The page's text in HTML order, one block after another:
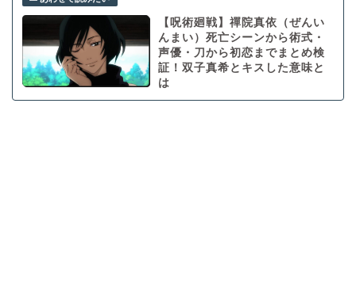
【呪術廻戦】禪院真依（ぜんい
んまい）死亡シーンから術式・
声優・刀から初恋までまとめ検
証！双子真希とキスした意味と
は